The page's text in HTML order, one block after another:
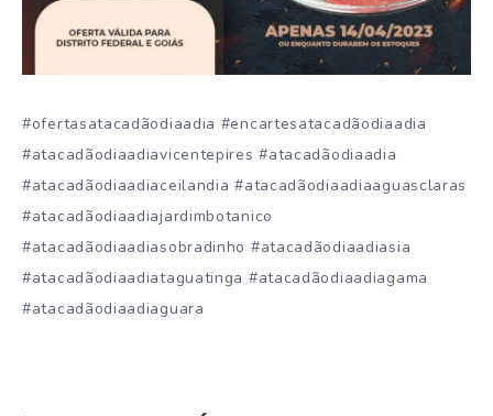
#ofertasatacadãodiaadia #encartesatacadãodiaadia
#atacadãodiaadiavicentepires #atacadãodiaadia
#atacadãodiaadiaceilandia #atacadãodiaadiaaguasclaras
#atacadãodiaadiajardimbotanico
#atacadãodiaadiasobradinho #atacadãodiaadiasia
#atacadãodiaadiataguatinga #atacadãodiaadiagama
#atacadãodiaadiaguara